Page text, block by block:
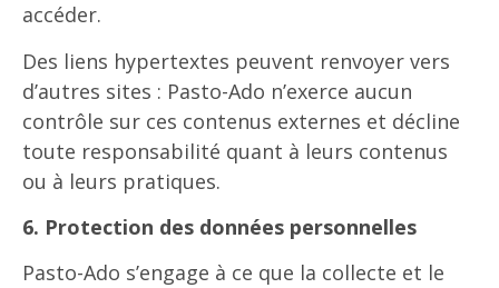
accéder.
Des liens hypertextes peuvent renvoyer vers
d’autres sites : Pasto-Ado n’exerce aucun
contrôle sur ces contenus externes et décline
toute responsabilité quant à leurs contenus
ou à leurs pratiques.
6. Protection des données personnelles
Pasto-Ado s’engage à ce que la collecte et le